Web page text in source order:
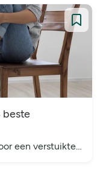
beste
Ontdek de 8 beste oefeningen voor een verstuikte enkel. Leer snel te herstellen en verdere blessures te voorkomen met eenvoudige thuisoefeningen.